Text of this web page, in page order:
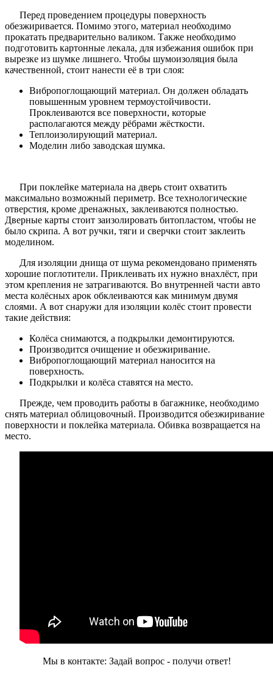
Перед проведением процедуры поверхность
обезжиривается. Помимо этого, материал необходимо
прокатать предварительно валиком. Также необходимо
подготовить картонные лекала, для избежания ошибок при
вырезке из шумке лишнего. Чтобы шумоизоляция была
качественной, стоит нанести её в три слоя:
Вибропоглощающий материал. Он должен обладать
повышенным уровнем термоустойчивости.
Проклеиваются все поверхности, которые
располагаются между рёбрами жёсткости.
Теплоизолирующий материал.
Моделин либо заводская шумка.
При поклейке материала на дверь стоит охватить
максимально возможный периметр. Все технологические
отверстия, кроме дренажных, заклеиваются полностью.
Дверные карты стоит заизолировать битопластом, чтобы не
было скрипа. А вот ручки, тяги и сверчки стоит заклеить
моделином.
Для изоляции днища от шума рекомендовано применять
хорошие поглотители. Приклеивать их нужно внахлёст, при
этом крепления не затрагиваются. Во внутренней части авто
места колёсных арок обклеиваются как минимум двумя
слоями. А вот снаружи для изоляции колёс стоит провести
такие действия:
Колёса снимаются, а подкрылки демонтируются.
Производится очищение и обезжиривание.
Вибропоглощающий материал наносится на
поверхность.
Подкрылки и колёса ставятся на место.
Прежде, чем проводить работы в багажнике, необходимо
снять материал облицовочный. Производится обезжиривание
поверхности и поклейка материала. Обивка возвращается на
место.
Мы в контакте: Задай вопрос - получи ответ!